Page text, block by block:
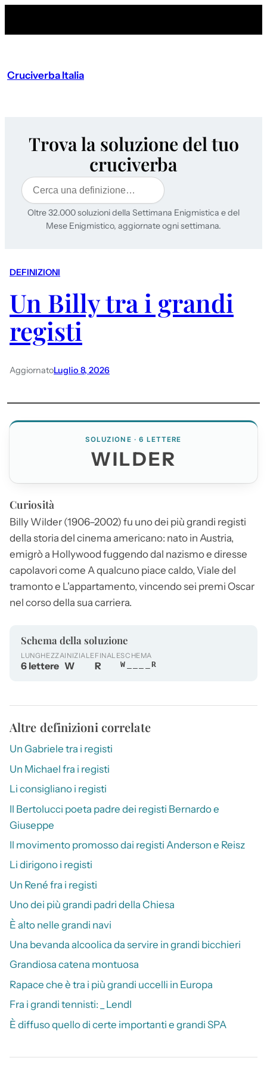
Cruciverba Italia
Trova la soluzione del tuo
cruciverba
Cerca
Oltre 32.000 soluzioni della Settimana Enigmistica e del
Mese Enigmistico, aggiornate ogni settimana.
DEFINIZIONI
Un Billy tra i grandi
registi
AggiornatoLuglio 8, 2026
SOLUZIONE · 6 LETTERE
WILDER
Curiosità
Billy Wilder (1906–2002) fu uno dei più grandi registi
della storia del cinema americano: nato in Austria,
emigrò a Hollywood fuggendo dal nazismo e diresse
capolavori come A qualcuno piace caldo, Viale del
tramonto e L'appartamento, vincendo sei premi Oscar
nel corso della sua carriera.
Schema della soluzione
LUNGHEZZA
6 lettere
INIZIALE
W
FINALE
R
SCHEMA
W____R
Altre definizioni correlate
Un Gabriele tra i registi
Un Michael fra i registi
Li consigliano i registi
Il Bertolucci poeta padre dei registi Bernardo e
Giuseppe
Il movimento promosso dai registi Anderson e Reisz
Li dirigono i registi
Un René fra i registi
Uno dei più grandi padri della Chiesa
È alto nelle grandi navi
Una bevanda alcoolica da servire in grandi bicchieri
Grandiosa catena montuosa
Rapace che è tra i più grandi uccelli in Europa
Fra i grandi tennisti: _ Lendl
È diffuso quello di certe importanti e grandi SPA